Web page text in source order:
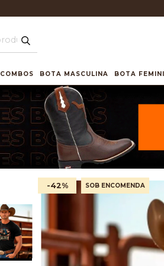
COMBOS BOTA MASCULINA BOTA
-42% SOB ENCOMENDA